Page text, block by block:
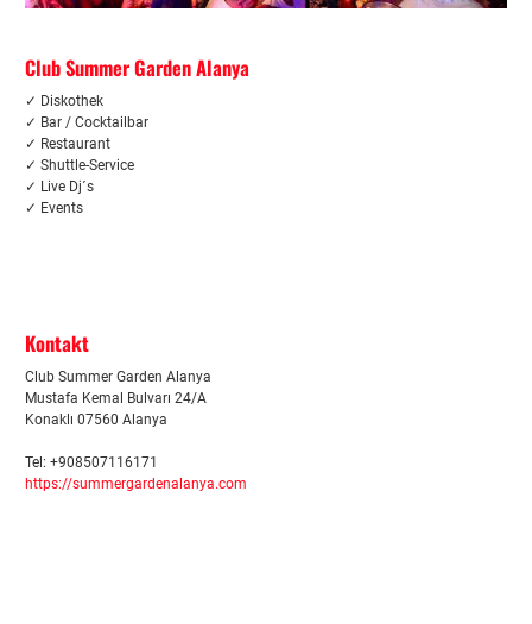
Club Summer Garden Alanya
✓ Diskothek
✓ Bar / Cocktailbar
✓ Restaurant
✓ Shuttle-Service
✓ Live Dj´s
✓ Events
Kontakt
Club Summer Garden Alanya
Mustafa Kemal Bulvarı 24/A
Konaklı 07560 Alanya
Tel: +908507116171
https://summergardenalanya.com